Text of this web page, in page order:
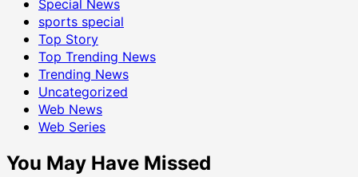
Special News
sports special
Top Story
Top Trending News
Trending News
Uncategorized
Web News
Web Series
You May Have Missed